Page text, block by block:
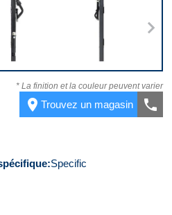
gauche Côté droit
* La finition et la couleur peuvent varier
place Trouvez un magasin call
Specific